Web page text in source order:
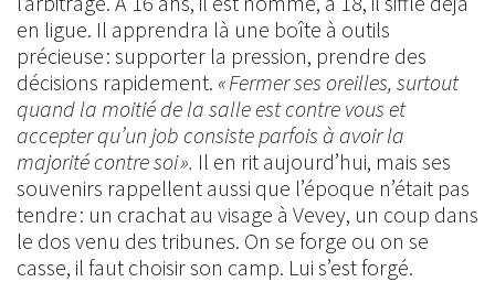
en ligue. Il apprendra là une boîte à outils
précieuse : supporter la pression, prendre des
décisions rapidement. « Fermer ses oreilles, surtout
quand la moitié de la salle est contre vous et
accepter qu’un job consiste parfois à avoir la
majorité contre soi ». Il en rit aujourd’hui, mais ses
souvenirs rappellent aussi que l’époque n’était pas
tendre : un crachat au visage à Vevey, un coup dans
le dos venu des tribunes. On se forge ou on se
casse, il faut choisir son camp. Lui s’est forgé.